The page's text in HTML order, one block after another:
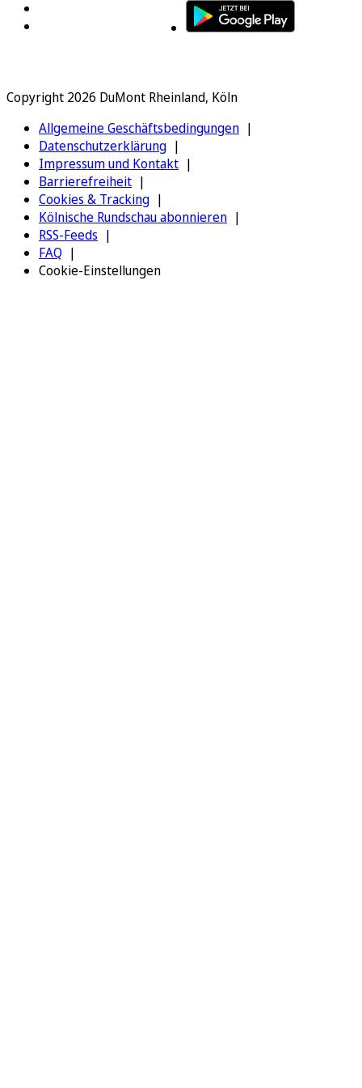
Copyright 2026 DuMont Rheinland, Köln
Allgemeine Geschäftsbedingungen
Datenschutzerklärung
Impressum und Kontakt
Barrierefreiheit
Cookies & Tracking
Kölnische Rundschau abonnieren
RSS-Feeds
FAQ
Cookie-Einstellungen